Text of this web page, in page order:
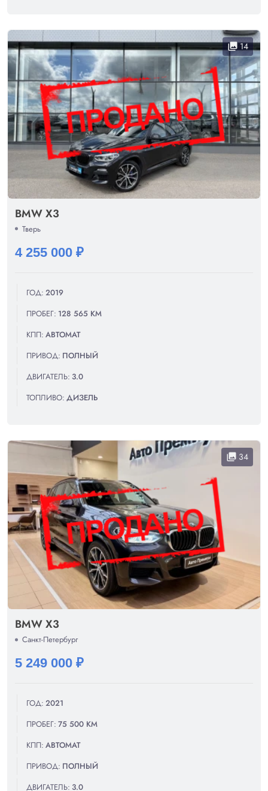
collections14
BMW X3
Тверь
4 255 000 ₽
ГОД: 2019
ПРОБЕГ: 128 565 КМ
КПП: АВТОМАТ
ПРИВОД: ПОЛНЫЙ
ДВИГАТЕЛЬ: 3.0
ТОПЛИВО: ДИЗЕЛЬ
collections 34
BMW X3
Санкт-Петербург
5 249 000 ₽
ГОД: 2021
ПРОБЕГ: 75 500 КМ
КПП: АВТОМАТ
ПРИВОД: ПОЛНЫЙ
ДВИГАТЕЛЬ: 3.0